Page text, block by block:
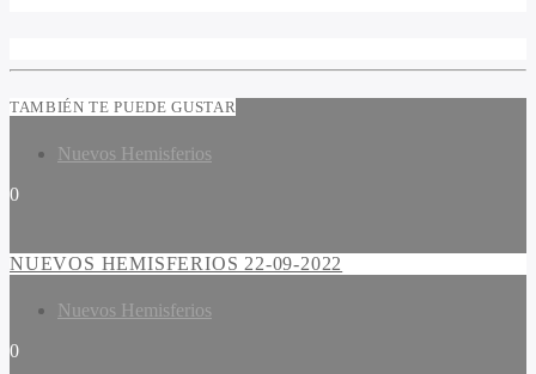
TAMBIÉN TE PUEDE GUSTAR
Nuevos Hemisferios
0
NUEVOS HEMISFERIOS 22-09-2022
Nuevos Hemisferios
0